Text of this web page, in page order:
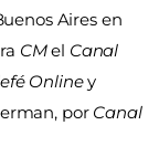
Aires en
CMel Canal
Onliney
por Canal